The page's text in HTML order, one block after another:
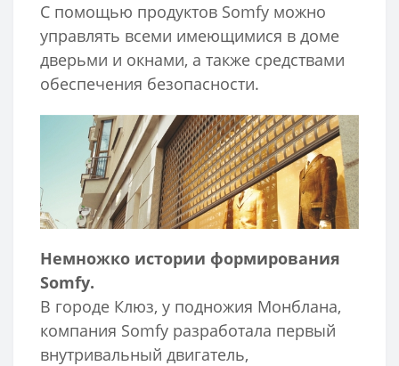
С помощью продуктов Somfy можно
управлять всеми имеющимися в доме
дверьми и окнами, а также средствами
обеспечения безопасности.
Немножко истории формирования
Somfy.
В городе Клюз, у подножия Монблана,
компания Somfy разработала первый
внутривальный двигатель,